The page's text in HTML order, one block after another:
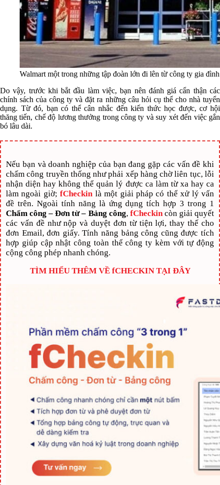
Walmart một trong những tập đoàn lớn đi lên từ công ty gia
Do vậy, trước khi bắt đầu làm việc, bạn nên đánh giá cẩn thận các
chính sách của công ty và đặt ra những câu hỏi cụ thể cho nhà tuyển
dụng. Từ đó, bạn có thể cân nhắc đến kiến thức học được, cơ hội
thăng tiến, chế độ lương thưởng trong công ty và suy xét đến việc gắn
bó lâu dài.
Nếu bạn và doanh nghiệp của bạn đang gặp các vấn đề khi
chấm công truyền thống như phải xếp hàng chờ liên tục, lỗi
nhận diện hay không thể quản lý được ca làm từ xa hay ca
làm ngoài giờ;fCheckinlà một giải pháp có thể xử lý vấn
đề trên. Ngoài tính năng là ứng dụng tích hợp 3 trong 1
Chấm công – Đơn từ – Bảng công, fCheckincòn giải quyết
các vấn đề như nộp và duyệt đơn từ tiện lợi, thay thế cho
đơn Email, đơn giấy. Tính năng bảng công cũng được tích
hợp giúp cập nhật công toàn thể công ty kèm với tự động
cộng công phép nhanh chóng.
TÌM HIỂU THÊM VỀ fCHECKIN TẠI ĐÂY